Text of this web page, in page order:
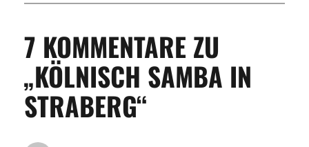
7 KOMMENTARE ZU
„KÖLNISCH SAMBA IN
STRABERG“